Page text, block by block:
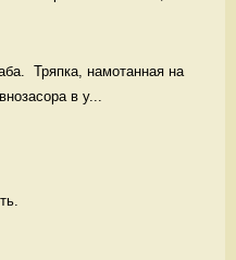
Тряпка, намотанная на
в у...